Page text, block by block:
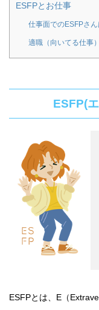
ESFPとお仕事
仕事面でのESFPさん
適職（向いてる仕事）
ESFP(
ESFPとは、E（